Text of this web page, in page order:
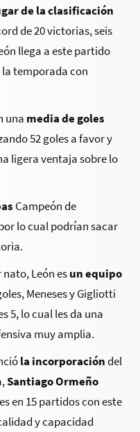
de la clasificación
de 20 victorias, seis
llega a este partido
temporada con
una media de goles
52 goles a favor y
ligera ventaja sobre lo
Campeón de
lo cual podrían sacar
León esun equipo
Meneses y Gigliotti
5, lo cual les da una
muy amplia.
la incorporacióndel
Santiago Ormeño
en 15 partidos con este
y capacidad